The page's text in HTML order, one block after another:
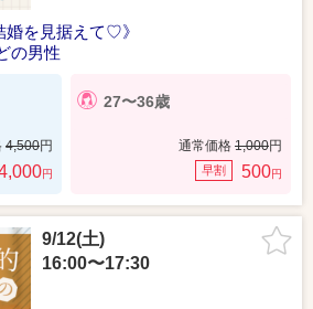
婚を見据えて♡》
の男性
4,500円
円
27〜36歳
通常価格 1,000円
早割 500円
9/12(土)
16:00〜17:30